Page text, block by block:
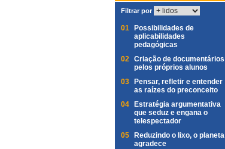
Filtrar por
01
Possibilidades de
aplicabilidades
pedagógicas
02 Criação de documentários
pelos próprios alunos
03
Pensar, refletir e entender
as raízes do preconceito
04
Estratégia argumentativa
que seduz e engana o
telespectador
05
Reduzindo o lixo, o planeta
agradece